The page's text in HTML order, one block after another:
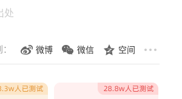
处
微博 微信 空间